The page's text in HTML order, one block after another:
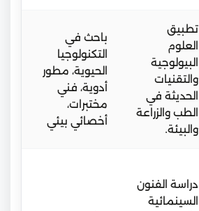
تطبيق
العلوم
البيولوجية
والتقنيات
الحديثة في
الطب والزراعة
والبيئة.
باحث في
التكنولوجيا
الحيوية، مطور
أدوية، فني
مختبرات،
أخصائي بيئي
دراسة الفنون
السينمائية